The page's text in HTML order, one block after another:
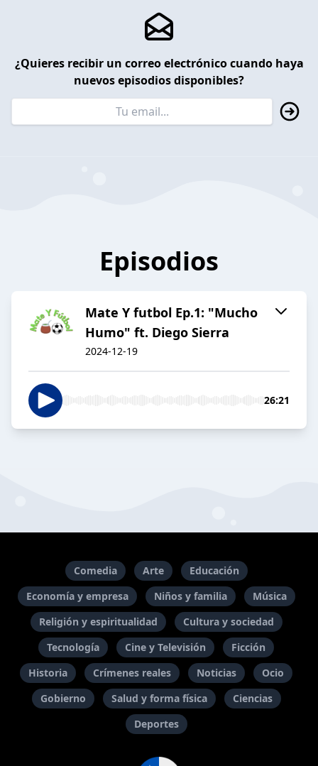
¿Quieres recibir un correo electrónico cuando haya
nuevos episodios disponibles?
Episodios
Mate Y futbol Ep.1: "Mucho
Humo" ft. Diego Sierra
2024-12-19
26:21
Comedia Arte
Educación
Economía y empresa
Niños y familia
Música
Religión y espiritualidad
Cultura y sociedad
Tecnología
Cine y Televisión
Ficción
Historia
Crímenes reales Noticias
Ocio
Gobierno
Salud y forma física
Ciencias
Deportes